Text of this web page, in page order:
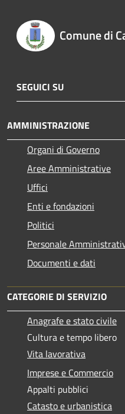
Comune di
SEGUICI SU
AMMINISTRAZIONE
Organi di Governo
Aree Amministrative
Uffici
Enti e fondazioni
Politici
Personale
Documenti e dati
CATEGORIE DI SERVIZIO
Anagrafe e stato civile
Cultura e tempo libero
Vita lavorativa
Imprese e Commercio
Appalti pubblici
Catasto e urbanistica